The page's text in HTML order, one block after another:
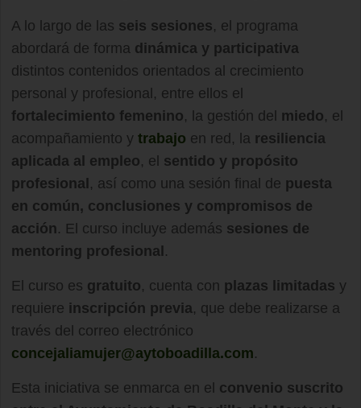
A lo largo de las seis sesiones, el programa
abordará de forma dinámica y participativa
distintos contenidos orientados al crecimiento
personal y profesional, entre ellos el
fortalecimiento femenino, la gestión del miedo, el
acompañamiento y trabajo en red, la resiliencia
aplicada al empleo, el sentido y propósito
profesional , así como una sesión final de puesta
en común, conclusiones y compromisos de
acción. El curso incluye además sesiones de
mentoring profesional .
El curso es gratuito, cuenta con plazas limitadas y
requiere inscripción previa, que debe realizarse a
través del correo electrónico
concejaliamujer@aytoboadilla.com.
Esta iniciativa se enmarca en el convenio suscrito